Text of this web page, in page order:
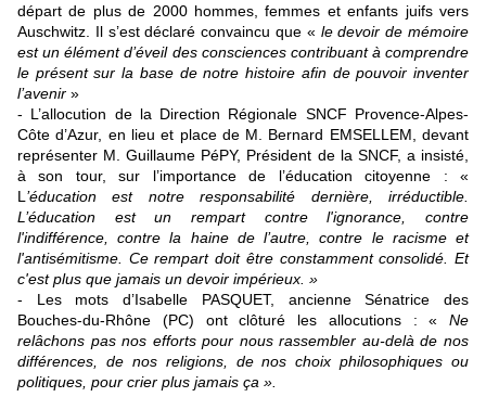
départ de plus de 2000 hommes, femmes et enfants juifs vers
Auschwitz. Il s’est déclaré convaincu que « ledevoir de mémoire
est un élément d’éveil des consciences contribuant à comprendre
le présent sur la base de notre histoire afin de pouvoir inventer
l’avenir »
- L’allocution de la Direction Régionale SNCF Provence-Alpes-
Côte d’Azur, en lieu et place de M. Bernard EMSELLEM, devant
représenter M. Guillaume PéPY, Président de la SNCF, a insisté,
à son tour, sur l’importance de l’éducation citoyenne : «
L ’éducation est notre responsabilité dernière, irréductible.
L’éducation est un rempart contre l'ignorance, contre
l'indifférence, contre la haine de l’autre, contre le racisme et
l'antisémitisme. Ce rempart doit être constamment consolidé. Et
c'est plus que jamais un devoir impérieux. »
- Les mots d’Isabelle PASQUET, ancienne Sénatrice des
Bouches-du-Rhône (PC) ont clôturé les allocutions : « Ne
relâchons pas nos efforts pour nous rassembler au-delà de nos
différences, de nos religions, de nos choix philosophiques ou
politiques, pour crier plus jamais ça ».